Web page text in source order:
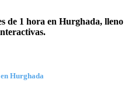
de 1 hora en Hurghada, lleno
Hurghada